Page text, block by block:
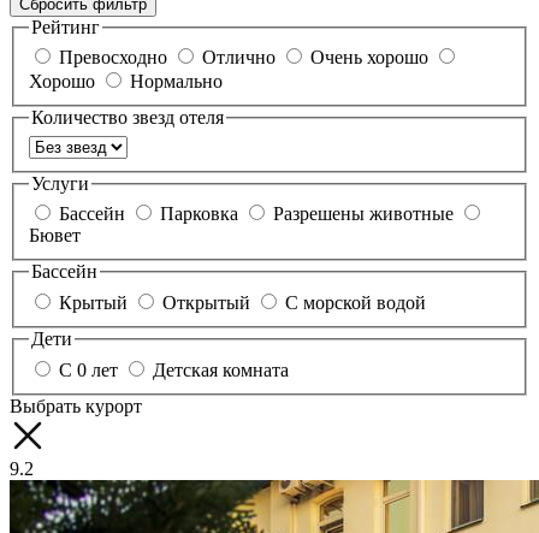
Сбросить фильтр
Рейтинг
Превосходно
Отлично
Очень хорошо
Хорошо
Нормально
Количество звезд отеля
Услуги
Бассейн
Парковка
Разрешены животные
Бювет
Бассейн
Крытый
Открытый
С морской водой
Дети
С 0 лет
Детская комната
Выбрать курорт
9.2